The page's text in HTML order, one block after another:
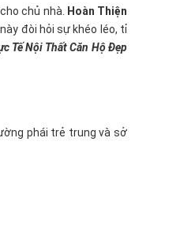
chủ nhà.
Hoàn Thiện
đòi hỏi sự khéo léo, tỉ
Tế Nội Thất Căn Hộ Đẹp
phái trẻ trung và sở